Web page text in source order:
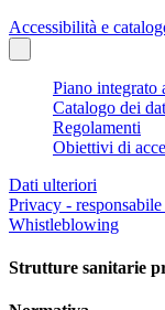
Accessibilità e
Piano integrato
Catalogo dei
Regolamenti
Obiettivi di
Dati ulteriori
Privacy -
Whistleblowing
Strutture sanitarie